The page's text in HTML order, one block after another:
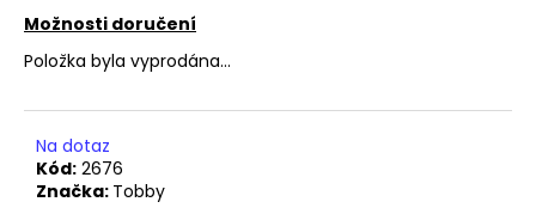
Možnosti doručení
Položka byla vyprodána…
Na dotaz
Kód: 2676
Značka: Tobby
o
p
r
u
č
u